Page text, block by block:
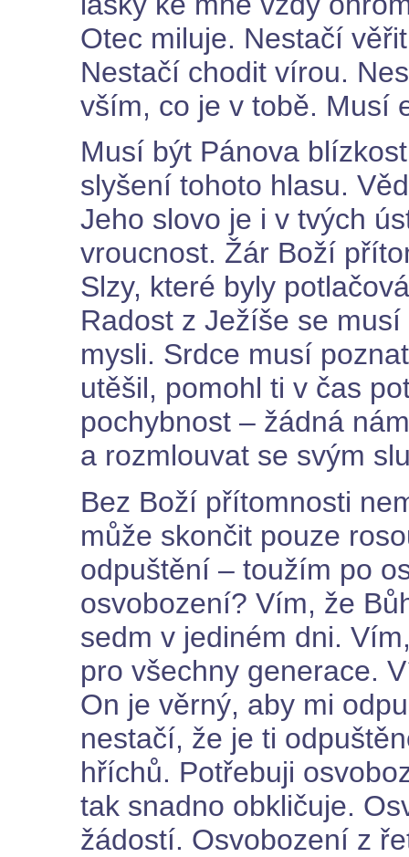
Otec miluje. Nestačí
Nestačí chodit vírou.
vším, co je v tobě. Musí
Musí být Pánova
slyšení tohoto hlasu.
Jeho slovo je i v tvých
vroucnost. Žár Boží
Slzy, které byly
Radost z Ježíše se
mysli. Srdce musí
utěšil, pomohl ti v čas
pochybnost – žádná
a rozmlouvat se svým
Bez Boží přítomnosti
může skončit pouze
odpuštění – toužím po
osvobození? Vím, že
sedm v jediném dni.
pro všechny generace.
On je věrný, aby mi
nestačí, že je ti
hříchů. Potřebuji
tak snadno obkličuje.
žádostí. Osvobození z